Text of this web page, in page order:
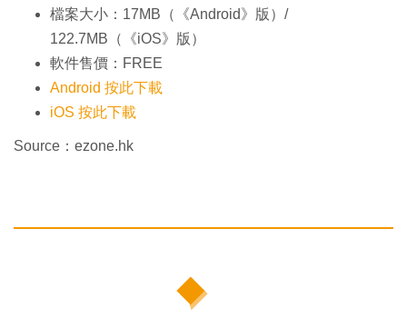
檔案大小：17MB（《Android》版）/
122.7MB（《iOS》版）
軟件售價：FREE
Android 按此下載
iOS 按此下載
Source：ezone.hk